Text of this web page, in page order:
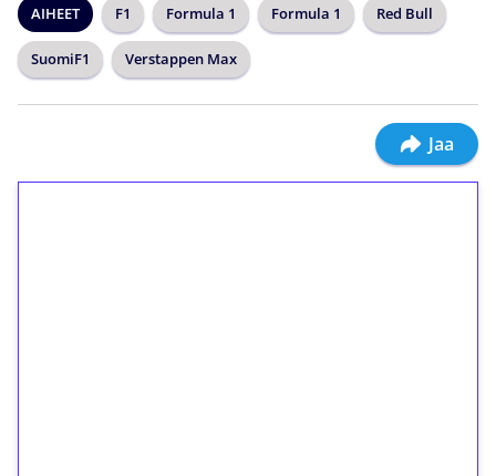
AIHEET F1 Formula 1 Formula 1 Red Bull
SuomiF1 Verstappen Max
Jaa